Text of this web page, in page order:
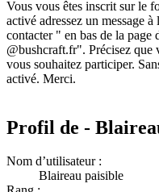
Vous vous êtes inscrit sur le
activé adressez un message
contacter " en bas de la
@bushcraft.fr". Précisez que
vous souhaitez participer.
activé. Merci.
Profil de -
Nom d’utilisateur :
Blaireau paisible